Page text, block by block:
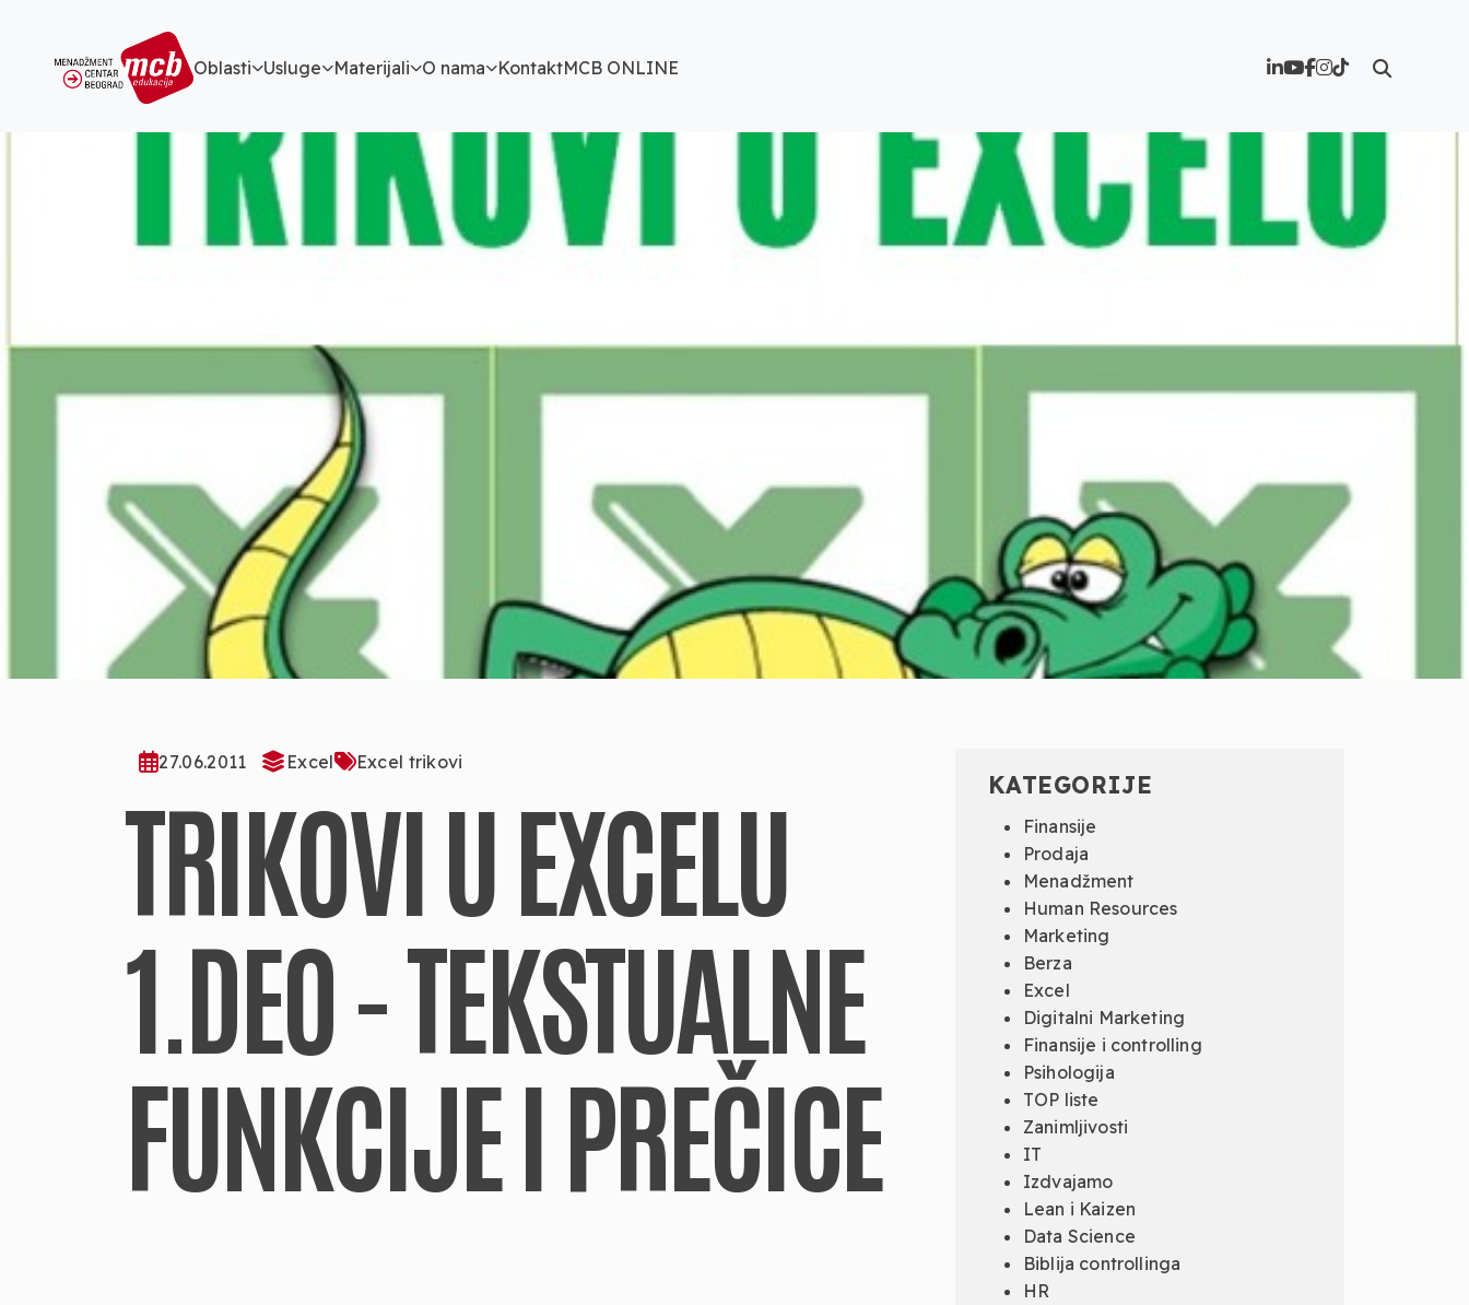
Oblasti Usluge Materijali O nama KontaktMCB ONLINE
27.06.2011 Excel Excel trikovi
TRIKOVI U EXCELU
1.DEO - TEKSTUALNE
FUNKCIJE I PREČICE
KATEGORIJE
Finansije
Prodaja
Menadžment
Human Resources
Marketing
Berza
Excel
Digitalni Marketing
Finansije i controlling
Psihologija
TOP liste
Zanimljivosti
IT
Izdvajamo
Lean i Kaizen
Data Science
Biblija controllinga
HR